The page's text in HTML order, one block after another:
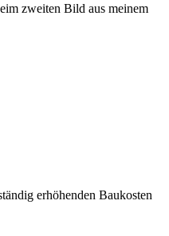
zweiten Bild aus meinem
erhöhenden Baukosten